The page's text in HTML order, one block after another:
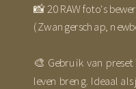
📸 20 RAW foto's
(Zwangerschap,
🎨 Gebruik van
leven breng. Ideaal als